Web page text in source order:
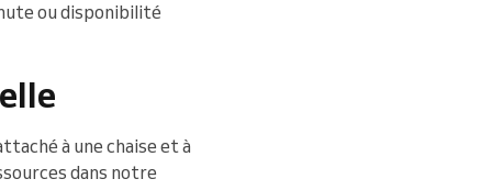
ou disponibilité
à une chaise et à
dans notre